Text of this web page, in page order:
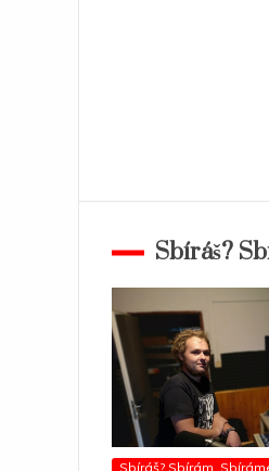
Sbíráš?
Sbíráš? Sbírám.